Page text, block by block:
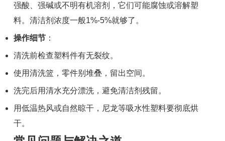
强酸、强碱或不明有机溶剂，它们可能腐蚀或溶解塑
料。清洁剂浓度一般1%-5%就够了。
操作细节 ：
清洗前检查塑料件有无裂纹。
使用清洗篮，零件别堆叠，留出空间。
洗完后用清水充分漂洗，避免清洁剂残留。
用低温热风或自然晾干，尼龙等吸水性塑料要彻底烘
干。